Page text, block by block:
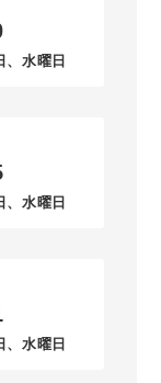
水曜日
水曜日
水曜日